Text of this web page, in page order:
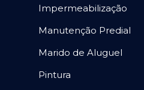
Impermeabilização
Manutenção Predial
Marido de Aluguel
Pintura